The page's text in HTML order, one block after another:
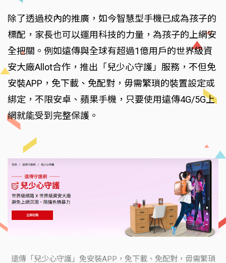
除了透過校內的推廣，如今智慧型手機已成為孩子的
標配，家長也可以運用科技的力量，為孩子的上網安
全把關。例如遠傳與全球有超過1億用戶的世界級資
安大廠Allot合作，推出「兒少心守護」服務，不但免
安裝APP，免下載、免配對，毋需繁瑣的裝置設定或
綁定，不限安卓、蘋果手機，只要使用遠傳4G/5G上
網就能受到完整保護。
遠傳「兒少心守護」免安裝APP，免下載、免配對，毋需繁瑣